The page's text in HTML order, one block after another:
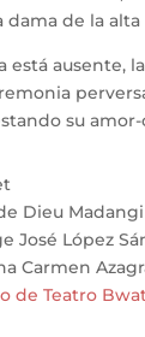
de la
está ausente,
su
Dieu Madangi
José López
Carmen
de Teatro